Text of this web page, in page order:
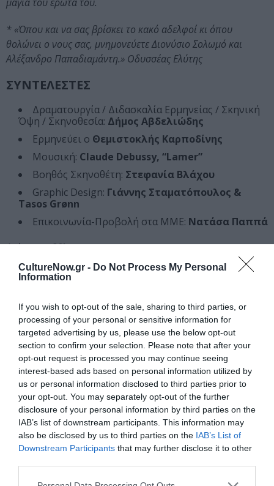
CultureNow.gr - Do Not Process My Personal
Information
If you wish to opt-out of the sale, sharing to third parties, or
processing of your personal or sensitive information for
targeted advertising by us, please use the below opt-out
section to confirm your selection. Please note that after your
opt-out request is processed you may continue seeing
interest-based ads based on personal information utilized by
us or personal information disclosed to third parties prior to
your opt-out. You may separately opt-out of the further
disclosure of your personal information by third parties on the
IAB’s list of downstream participants. This information may
also be disclosed by us to third parties on the IAB’s List of
Downstream Participants that may further disclose it to other
* «Όπου και να σας βρίσκει το κακό αδελφοί κι όπου
θολώνει ο νους σας, μνημονεύετε Διονύσιο Σολωμό και
Αλέξανδρο Παπαδιαμάντη.» Οδυσσέας Ελύτης
ΣΥΝΤΕΛΕΣΤΕΣ
Δραματουργία / Διδασκαλία Ερμηνείας / Σκηνική
Όψη / Σκηνοθεσία: Δήμος Αβδελιώδης
Ερμηνεύει ο Θεμιστοκλής Καρποδίνης
Μουσική: Claude Debussy, “Lamer”
Βοηθός Σκηνοθέτη: Στεφανία Βλάχου
Graphic Design: Γιάννης Σταματόπουλος &
Tasos Grønn
Επικοινωνία-Προβολή στα ΜΜΕ: Νατάσα Παππά
Διάρκεια:90’
Υποψηφιότητες Σκηνοθεσίας ελληνικού έργου & Ερμηνείας
Ταυτότητα Εκδήλωσης
Ημερομηνία:
Από: 13/01/2025 Εως:
01/04/2025
Τρίτη, 20:00 (εκτός από 25/3)
Τοποθεσία:
Θέατρο Αθηνών, Βουκουρεστίου 10, Κολωνάκι, Αθήνα
Θέατρο Αθηνών